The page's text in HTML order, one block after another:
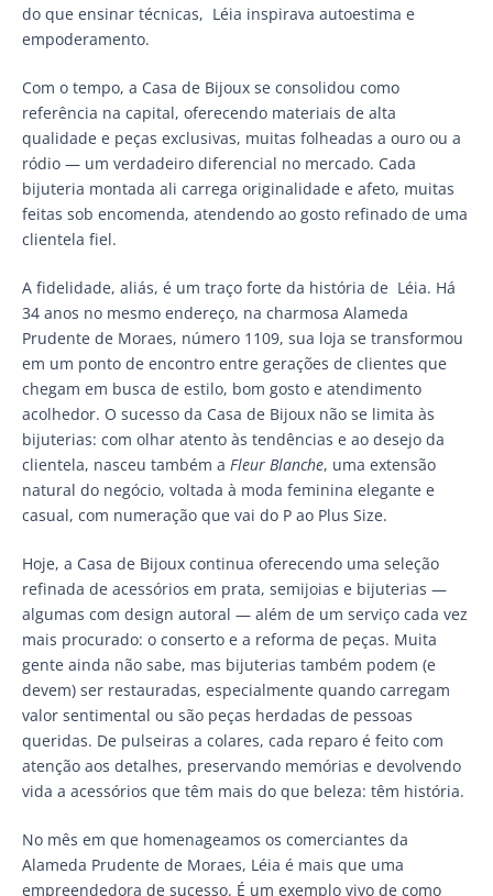
do que ensinar técnicas, Léia inspirava autoestima e
empoderamento.
Com o tempo, a Casa de Bijoux se consolidou como
referência na capital, oferecendo materiais de alta
qualidade e peças exclusivas, muitas folheadas a ouro ou a
ródio — um verdadeiro diferencial no mercado. Cada
bijuteria montada ali carrega originalidade e afeto, muitas
feitas sob encomenda, atendendo ao gosto refinado de uma
clientela fiel.
A fidelidade, aliás, é um traço forte da história de Léia. Há
34 anos no mesmo endereço, na charmosa Alameda
Prudente de Moraes, número 1109, sua loja se transformou
em um ponto de encontro entre gerações de clientes que
chegam em busca de estilo, bom gosto e atendimento
acolhedor. O sucesso da Casa de Bijoux não se limita às
bijuterias: com olhar atento às tendências e ao desejo da
clientela, nasceu também a Fleur Blanche, uma extensão
natural do negócio, voltada à moda feminina elegante e
casual, com numeração que vai do P ao Plus Size.
Hoje, a Casa de Bijoux continua oferecendo uma seleção
refinada de acessórios em prata, semijoias e bijuterias —
algumas com design autoral — além de um serviço cada vez
mais procurado: o conserto e a reforma de peças. Muita
gente ainda não sabe, mas bijuterias também podem (e
devem) ser restauradas, especialmente quando carregam
valor sentimental ou são peças herdadas de pessoas
queridas. De pulseiras a colares, cada reparo é feito com
atenção aos detalhes, preservando memórias e devolvendo
vida a acessórios que têm mais do que beleza: têm história.
No mês em que homenageamos os comerciantes da
Alameda Prudente de Moraes, Léia é mais que uma
empreendedora de sucesso. É um exemplo vivo de como